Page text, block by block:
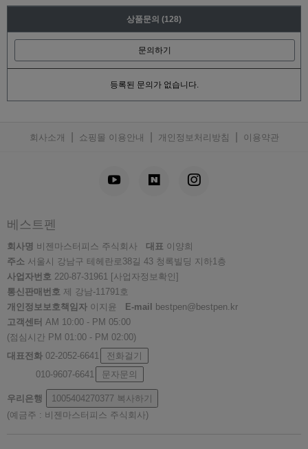
상품문의 (128)
문의하기
등록된 문의가 없습니다.
회사소개 쇼핑몰 이용안내 개인정보처리방침 이용약관
베스트펜
회사명 비젠마스터피스 주식회사 대표 이양희
주소 서울시 강남구 테헤란로38길 43 청록빌딩 지하1층
사업자번호 220-87-31961 [사업자정보확인]
통신판매번호 제 강남-11791호
개인정보보호책임자 이지윤 E-mail
bestpen@bestpen.kr
고객센터 AM 10:00 - PM 05:00
(점심시간 PM 01:00 - PM 02:00)
대표전화 02-2052-6641
전화걸기
010-9607-6641
문자문의
우리은행 1005404270377 복사하기
(예금주 : 비젠마스터피스 주식회사)